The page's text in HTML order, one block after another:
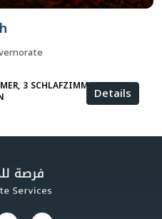
3 SCHLAFZIMMER,Details